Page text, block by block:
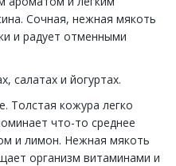
Сочная, нежная мякоть
и радует отменными
салатах и йогуртах.
Толстая кожура легко
что-то среднее
и лимон. Нежная мякоть
организм витаминами и